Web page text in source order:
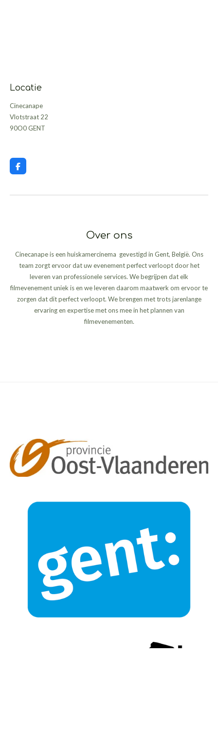
Locatie
Cinecanape
Vlotstraat 22
90O0 GENT
F
a
b
Over ons
Cinecanape is een huiskamercinema gevestigd in Gent, België. Ons
team zorgt ervoor dat uw evenement perfect verloopt door het
leveren van professionele services. We begrijpen dat elk
filmevenement uniek is en we leveren daarom maatwerk om ervoor te
zorgen dat dit perfect verloopt. We brengen met trots jarenlange
ervaring en expertise met ons mee in het plannen van
filmevenementen.